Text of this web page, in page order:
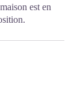
est en